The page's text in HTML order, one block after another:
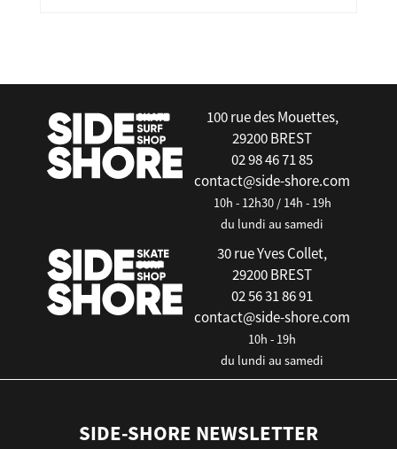
100 rue des Mouettes,
29200 BREST
02 98 46 71 85
contact@side-shore.com
10h - 12h30 / 14h - 19h
du lundi au samedi
30 rue Yves Collet,
29200 BREST
02 56 31 86 91
contact@side-shore.com
10h - 19h
du lundi au samedi
SIDE-SHORE NEWSLETTER